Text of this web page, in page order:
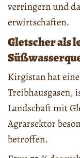
verringern und
erwirtschaften.
Gletscher als
Kirgistan hat
Treibhausgasen,
Landschaft mit
Agrarsektor
betroffen.